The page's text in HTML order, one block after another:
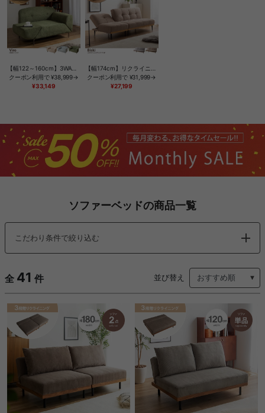
クーポン利用で¥38,999→
¥33,149
クーポン利用で ¥31,999→
¥27,199
ソファーベッドの商品一覧
こだわり条件で絞り込む
全 41 件 並び替え